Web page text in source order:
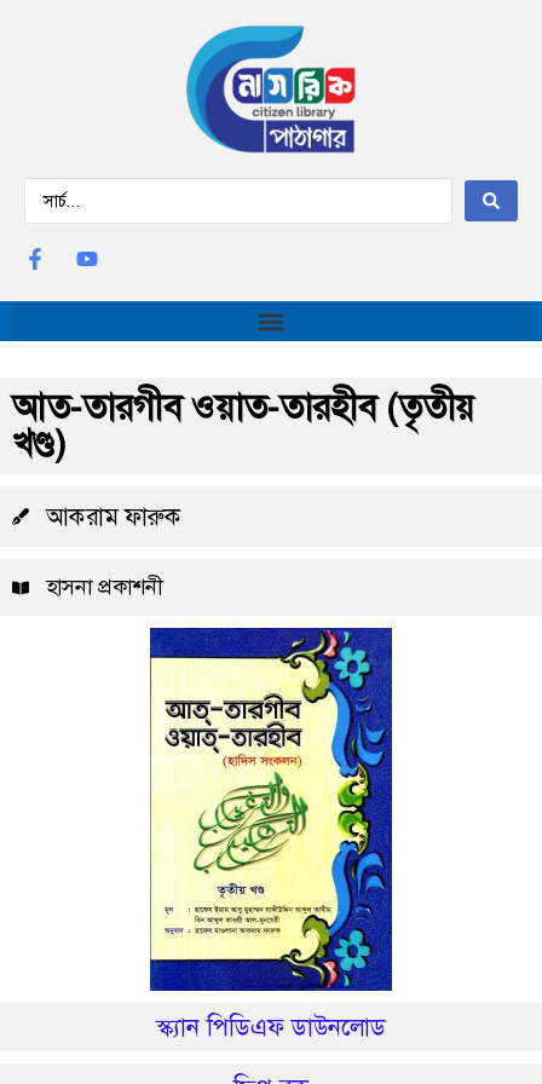
আত-তারগীব ওয়াত-তারহীব (তৃতীয়
খণ্ড)
আকরাম ফারুক
হাসনা প্রকাশনী
স্ক্যান পিডিএফ ডাউনলোড